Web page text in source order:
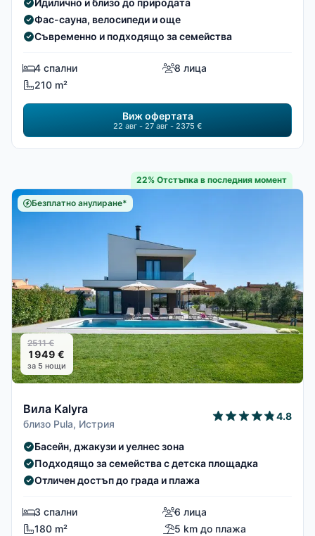
Идилично и близо до природата
Фас-сауна, велосипеди и още
Съвременно и подходящо за семейства
4 спални
8 лица
210 m²
Виж офертата
22 авг - 27 авг - 2375 €
22% Отстъпка в последния момент
Безплатно анулиране*
2511 €
1949 €
за 5 нощи
Вила Kalyra
близо Pula, Истрия
4.8
Басейн, джакузи и уелнес зона
Подходящо за семейства с детска площадка
Отличен достъп до града и плажа
3 спални
6 лица
180 m²
5 km до плажа